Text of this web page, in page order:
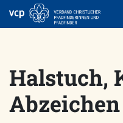
Halstuch,
Abzeichen